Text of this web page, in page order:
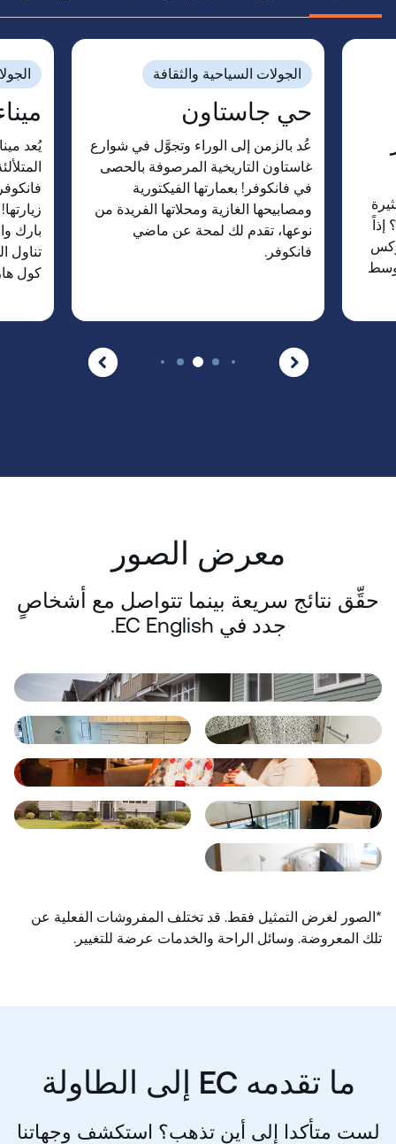
إذاً
وسط
الجولات السياحية والثقافة
حي جاستاون
عُد بالزمن إلى الوراء وتجوَّل في شوارع
غاستاون التاريخية المرصوفة بالحصى
في فانكوفر! بعمارتها الفيكتورية
ومصابيحها الغازية ومحلاتها الفريدة من
نوعها، تقدم لك لمحة عن ماضي
فانكوفر.
يُعد
بارك
تناول
كول
معرض الصور
حقِّق نتائج سريعة بينما تتواصل مع أشخاصٍ
جدد في EC English.
*الصور لغرض التمثيل فقط. قد تختلف المفروشات الفعلية عن
تلك المعروضة. وسائل الراحة والخدمات عرضة للتغيير.
ما تقدمه CE إلى الطاولة
لست متأكدا إلى أين تذهب؟ استكشف وجهاتنا